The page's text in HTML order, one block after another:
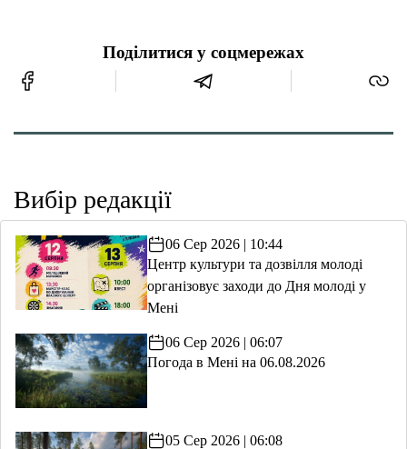
Поділитися у соцмережах
Вибір редакції
06 Сер 2026 | 10:44
Центр культури та дозвілля молоді
організовує заходи до Дня молоді у
Мені
06 Сер 2026 | 06:07
Погода в Мені на 06.08.2026
05 Сер 2026 | 06:08